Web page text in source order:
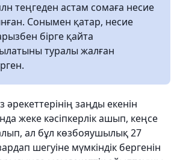
теңгеден астам сомаға несие
Сонымен қатар, несие
бірге қайта
туралы жалған
әрекеттерінің заңды екенін
жеке кәсіпкерлік ашып, кеңсе
ал бұл көзбояушылық 27
шегуіне мүмкіндік бергенін